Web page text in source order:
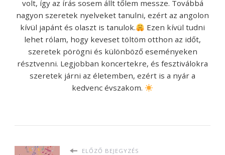
volt, így az írás sosem állt tőlem messze. Továbbá
nagyon szeretek nyelveket tanulni, ezért az angolon
kívül japánt és olaszt is tanulok.
Ezen kívül tudni
lehet rólam, hogy keveset töltöm otthon az időt,
szeretek pörögni és különböző eseményeken
résztvenni. Legjobban koncertekre, és fesztiválokra
szeretek járni az életemben, ezért is a nyár a
kedvenc évszakom.
ELŐZŐ BEJEGYZÉS